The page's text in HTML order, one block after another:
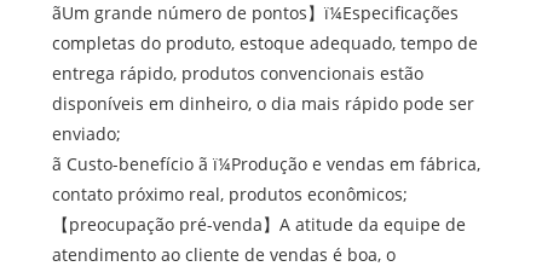
ãUm grande número de pontos】 ï¼Especificações
completas do produto, estoque adequado, tempo de
entrega rápido, produtos convencionais estão
disponíveis em dinheiro, o dia mais rápido pode ser
enviado;
ã Custo-benefício ã ï¼Produção e vendas em fábrica,
contato próximo real, produtos econômicos;
【preocupação pré-venda】 A atitude da equipe de
atendimento ao cliente de vendas é boa, o